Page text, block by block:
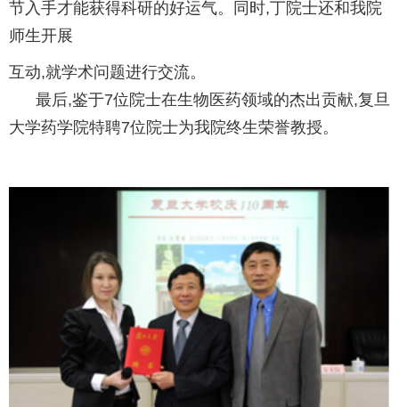
节入手才能获得科研的好运气。同时,丁院士还和我院
师生开展
互动,就学术问题进行交流。
最后,鉴于7位院士在生物医药领域的杰出贡献,复旦
大学药学院特聘7位院士为我院终生荣誉教授。